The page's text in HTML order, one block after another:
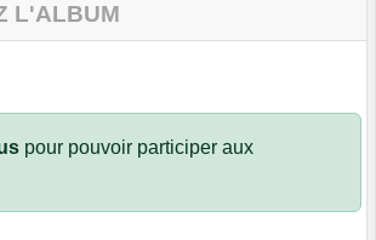
L'ALBUM
pour pouvoir participer aux